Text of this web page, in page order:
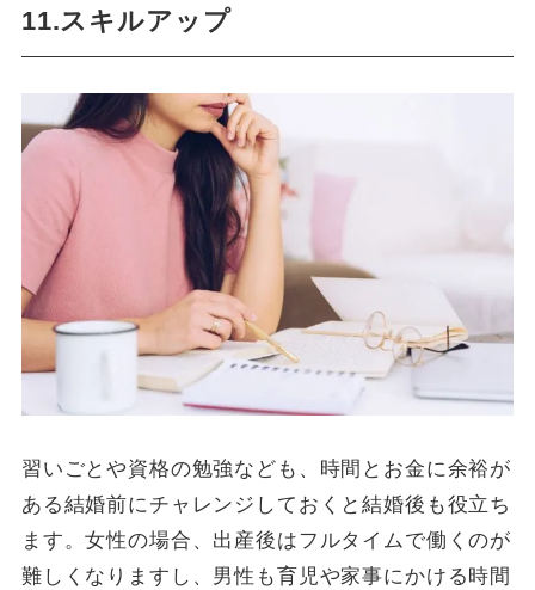
11.スキルアップ
習いごとや資格の勉強なども、時間とお金に余裕が
ある結婚前にチャレンジしておくと結婚後も役立ち
ます。女性の場合、出産後はフルタイムで働くのが
難しくなりますし、男性も育児や家事にかける時間